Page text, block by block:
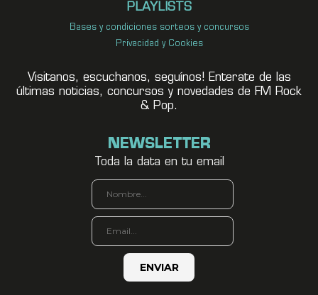
PLAYLISTS
Bases y condiciones sorteos y concursos
Privacidad y Cookies
Visitanos, escuchanos, seguínos! Enterate de las
últimas noticias, concursos y novedades de FM Rock
& Pop.
NEWSLETTER
Toda la data en tu email